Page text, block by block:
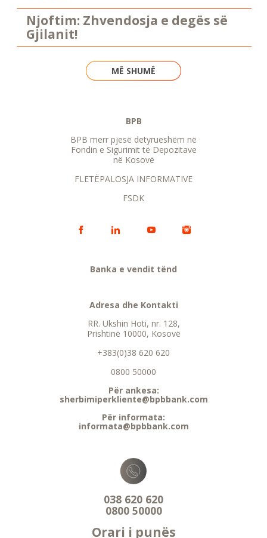
Njoftim: Zhvendosja e degës së
Gjilanit!
MË SHUMË
BPB
BPB merr pjesë detyrueshëm në
Fondin e Sigurimit të Depozitave
në Kosovë
FLETËPALOSJA INFORMATIVE
FSDK
Banka e vendit tënd
Adresa dhe Kontakti
RR. Ukshin Hoti, nr. 128,
Prishtinë 10000, Kosovë
+383(0)38 620 620
0800 50000
Për ankesa:
sherbimiperkliente@bpbbank.com
Për informata:
informata@bpbbank.com
038 620 620
0800 50000
Orari i punës